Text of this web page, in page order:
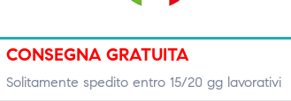
CONSEGNA GRATUITA
Solitamente spedito entro 15/20 gg lavorativi